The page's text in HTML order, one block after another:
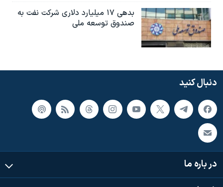
بدهی ۱۷ میلیارد دلاری شرکت نفت به
صندوق توسعه ملی
دنبال کنید
در باره ما